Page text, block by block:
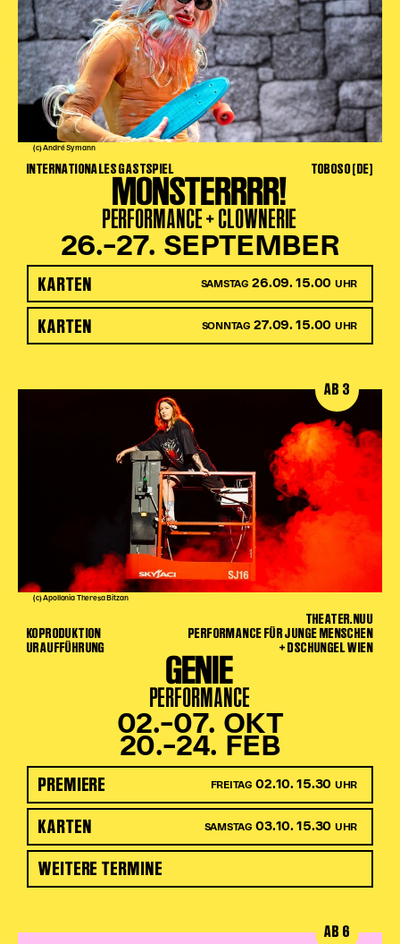
(c) André Symann
INTERNATIONALES GASTSPIEL TOBOSO (DE)
MONSTERRRR!
PERFORMANCE + CLOWNERIE
26.–27. SEPTEMBER
KARTEN SAMSTAG 26.09. 15.00 UHR
KARTEN SONNTAG 27.09. 15.00 UHR
(c) Apollonia Theresa Bitzan
AB 3
KOPRODUKTION
URAUFFÜHRUNG
THEATER.NUU
PERFORMANCE FÜR JUNGE MENSCHEN
+ DSCHUNGEL WIEN
GENIE
PERFORMANCE
02.–07. OKT
20.–24. FEB
PREMIERE FREITAG 02.10. 15.30 UHR
KARTEN SAMSTAG 03.10. 15.30 UHR
WEITERE TERMINE
AB 6